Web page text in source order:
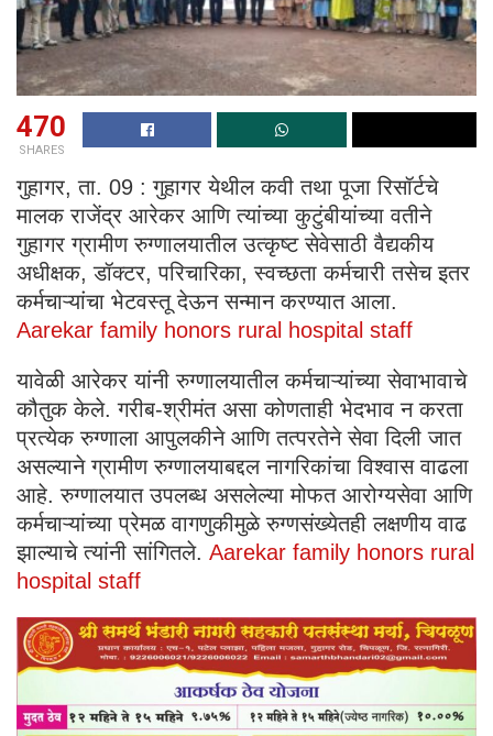
470
SHARES
गुहागर, ता. 09 : गुहागर येथील कवी तथा पूजा रिसॉर्टचे
मालक राजेंद्र आरेकर आणि त्यांच्या कुटुंबीयांच्या वतीने
गुहागर ग्रामीण रुग्णालयातील उत्कृष्ट सेवेसाठी वैद्यकीय
अधीक्षक, डॉक्टर, परिचारिका, स्वच्छता कर्मचारी तसेच इतर
कर्मचाऱ्यांचा भेटवस्तू देऊन सन्मान करण्यात आला.
Aarekar family honors rural hospital staff
यावेळी आरेकर यांनी रुग्णालयातील कर्मचाऱ्यांच्या सेवाभावाचे
कौतुक केले. गरीब-श्रीमंत असा कोणताही भेदभाव न करता
प्रत्येक रुग्णाला आपुलकीने आणि तत्परतेने सेवा दिली जात
असल्याने ग्रामीण रुग्णालयाबद्दल नागरिकांचा विश्वास वाढला
आहे. रुग्णालयात उपलब्ध असलेल्या मोफत आरोग्यसेवा आणि
कर्मचाऱ्यांच्या प्रेमळ वागणुकीमुळे रुग्णसंख्येतही लक्षणीय वाढ
झाल्याचे त्यांनी सांगितले. Aarekar family honors rural
hospital staff